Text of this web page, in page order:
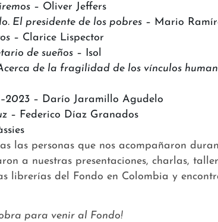
– Oliver Jeffers
El presidente de los pobres – Mario
– Clarice Lispector
de sueños – Isol
de la fragilidad de los vínculos
– Darío Jaramillo Agudelo
– Federico Díaz Granados
las personas que nos acompañaron
a nuestras presentaciones, charlas,
librerías del Fondo en Colombia y
para venir al Fondo!